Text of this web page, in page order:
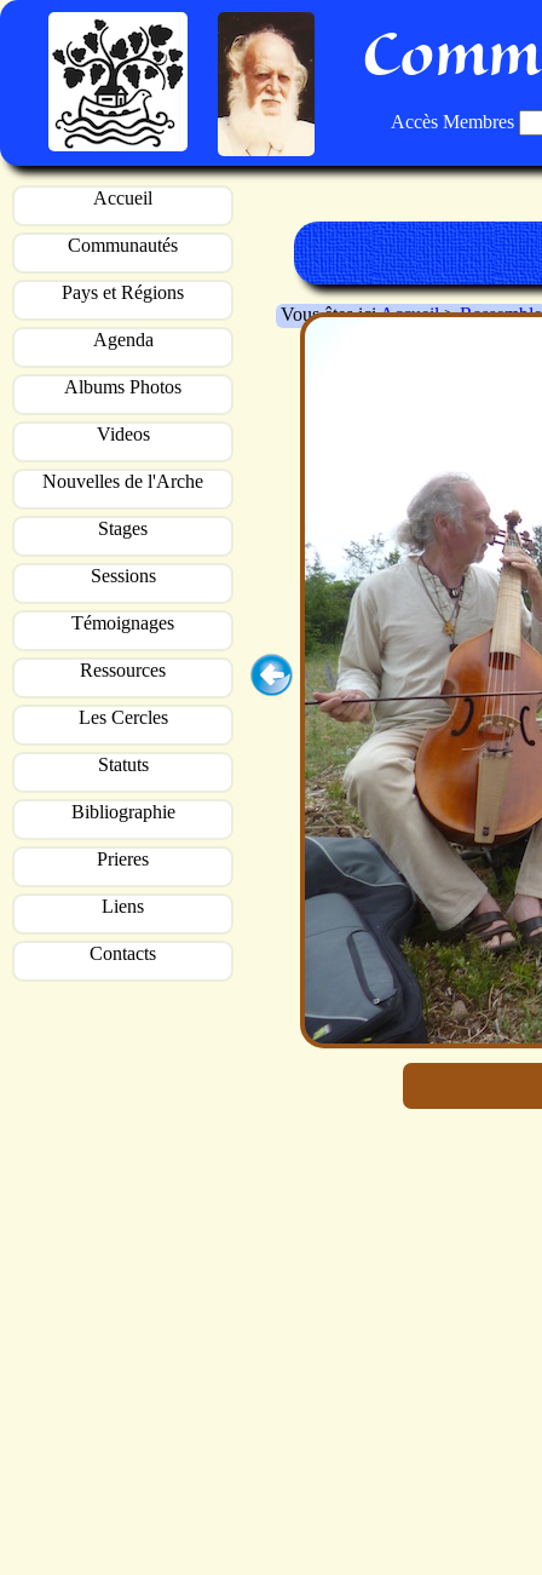
Accès Membres
Accueil
Communautés
Pays et Régions
Agenda
Albums Photos
Videos
Nouvelles de l'Arche
Stages
Sessions
Témoignages
Ressources
Les Cercles
Statuts
Bibliographie
Prieres
Liens
Contacts
Vous êtes iciAccueil>